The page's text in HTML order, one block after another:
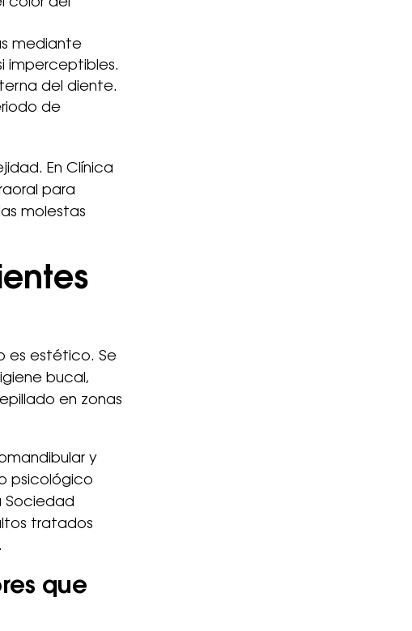
color del
mediante
imperceptibles.
del diente.
de
En Clínica
para
molestas
es estético. Se
bucal,
en zonas
y
psicológico
Sociedad
tratados
que